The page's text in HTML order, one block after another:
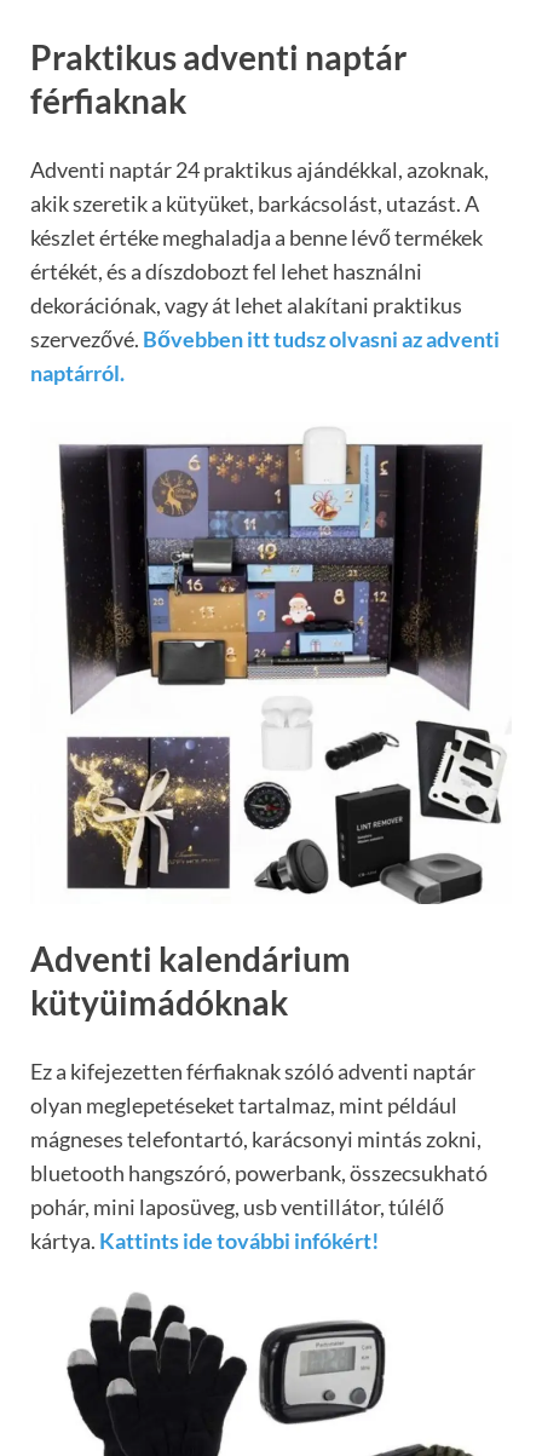
Praktikus adventi naptár
férfiaknak
Adventi naptár 24 praktikus ajándékkal, azoknak,
akik szeretik a kütyüket, barkácsolást, utazást. A
készlet értéke meghaladja a benne lévő termékek
értékét, és a díszdobozt fel lehet használni
dekorációnak, vagy át lehet alakítani praktikus
szervezővé. Bővebben itt tudsz olvasni az adventi
naptárról.
Adventi kalendárium
kütyüimádóknak
Ez a kifejezetten férfiaknak szóló adventi naptár
olyan meglepetéseket tartalmaz, mint például
mágneses telefontartó, karácsonyi mintás zokni,
bluetooth hangszóró, powerbank, összecsukható
pohár, mini laposüveg, usb ventillátor, túlélő
kártya. Kattints ide további infókért!